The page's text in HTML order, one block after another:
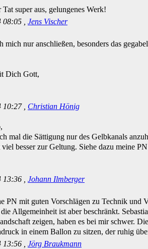
Tat super aus, gelungenes Werk!
, Jens Vischer
mich nur anschließen, besonders das
Dich Gott,
, Christian Hönig
mal die Sättigung nur des Gelbkanals
besser zur Geltung. Siehe dazu meine PN
, Johann Ilmberger
PN mit guten Vorschlägen zu Technik und
Allgemeinheit ist aber beschränkt.
zeigen, haben es bei mir schwer.
in einem Ballon zu sitzen, der ruhig
, Jörg Braukmann